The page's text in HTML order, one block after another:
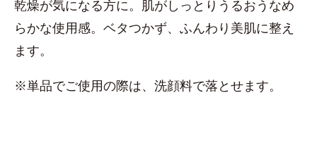
乾燥が気になる方に。肌がしっとりうるおうなめ
らかな使用感。ベタつかず、ふんわり美肌に整え
ます。
※単品でご使用の際は、洗顔料で落とせます。